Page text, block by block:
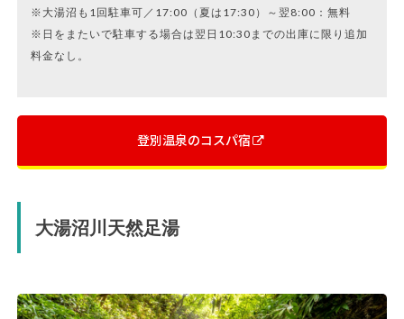
※大湯沼も1回駐車可／17:00（夏は17:30）～翌8:00：無料
※日をまたいで駐車する場合は翌日10:30までの出庫に限り追加
料金なし。
登別温泉のコスパ宿
大湯沼川天然足湯